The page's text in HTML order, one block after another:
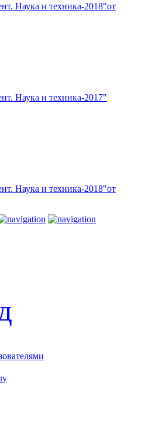
Наука и техника-2018"от
Наука и техника-2017"
Наука и техника-2018"от